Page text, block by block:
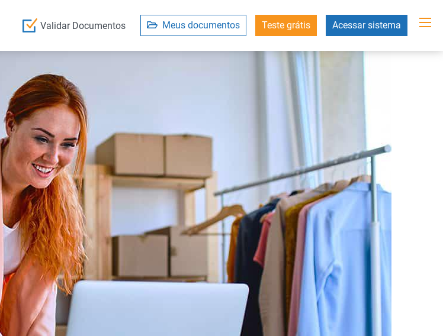
Acessar sistema
Teste grátis
Meus documentos
Validar Documentos